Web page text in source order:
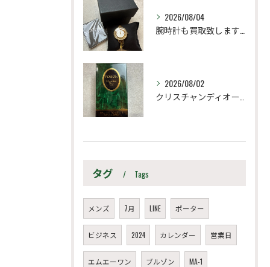
2026/08/04
2026/08/02
タグ Tags
メンズ 7月 LINE ポーター
ビジネス 2024 カレンダー 営業日
エムエーワン ブルゾン MA-1